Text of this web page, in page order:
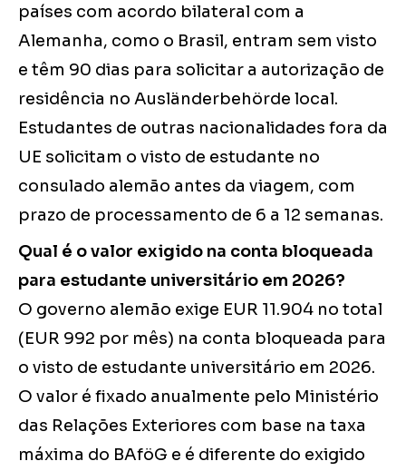
países com acordo bilateral com a
Alemanha, como o Brasil, entram sem visto
e têm 90 dias para solicitar a autorização de
residência no Ausländerbehörde local.
Estudantes de outras nacionalidades fora da
UE solicitam o visto de estudante no
consulado alemão antes da viagem, com
prazo de processamento de 6 a 12 semanas.
Qual é o valor exigido na conta bloqueada
para estudante universitário em 2026?
O governo alemão exige EUR 11.904 no total
(EUR 992 por mês) na conta bloqueada para
o visto de estudante universitário em 2026.
O valor é fixado anualmente pelo Ministério
das Relações Exteriores com base na taxa
máxima do BAföG e é diferente do exigido